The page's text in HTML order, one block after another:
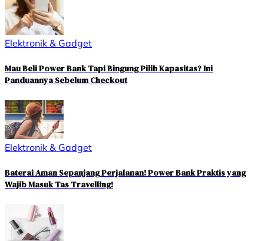
Elektronik & Gadget
Mau Beli Power Bank Tapi Bingung Pilih Kapasitas? Ini
Panduannya Sebelum Checkout
Elektronik & Gadget
Baterai Aman Sepanjang Perjalanan! Power Bank Praktis yang
Wajib Masuk Tas Travelling!